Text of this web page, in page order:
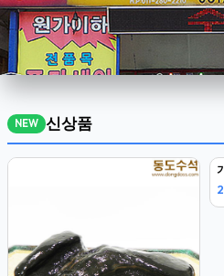
NEW 신상품